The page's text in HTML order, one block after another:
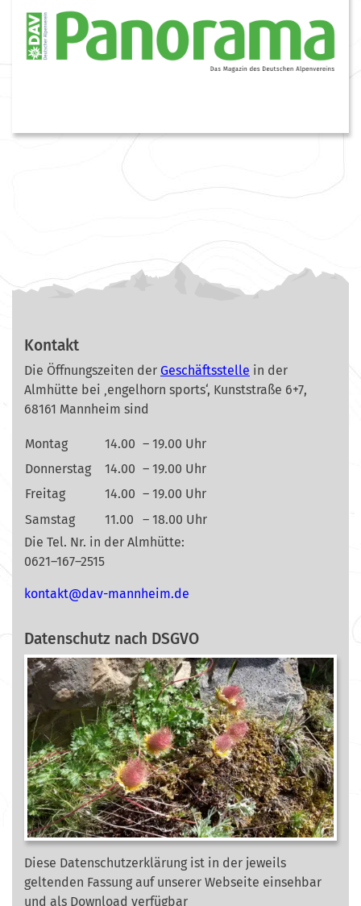
Kontakt
Die Öffnungszeiten der Geschäftsstelle in der
Almhütte bei ‚engelhorn sports‘, Kunststraße 6+7,
68161 Mannheim sind
Montag 14.00 – 19.00 Uhr
Donnerstag
14.00 – 19.00 Uhr
Freitag
14.00 – 19.00 Uhr
Samstag
11.00
– 18.00 Uhr
Die Tel. Nr. in der Almhütte:
0621–167–2515
ed.mi
ehnna
m-vad
@tkat
nok
Datenschutz nach DSGVO
Diese Datenschutzerklärung ist in der jeweils
geltenden Fassung auf unserer Webseite einsehbar
und als Download verfügbar